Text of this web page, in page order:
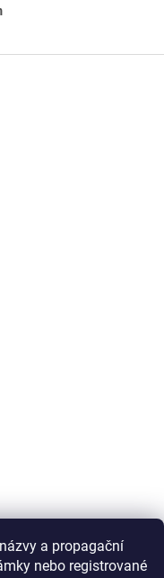
a propagační
nebo registrované